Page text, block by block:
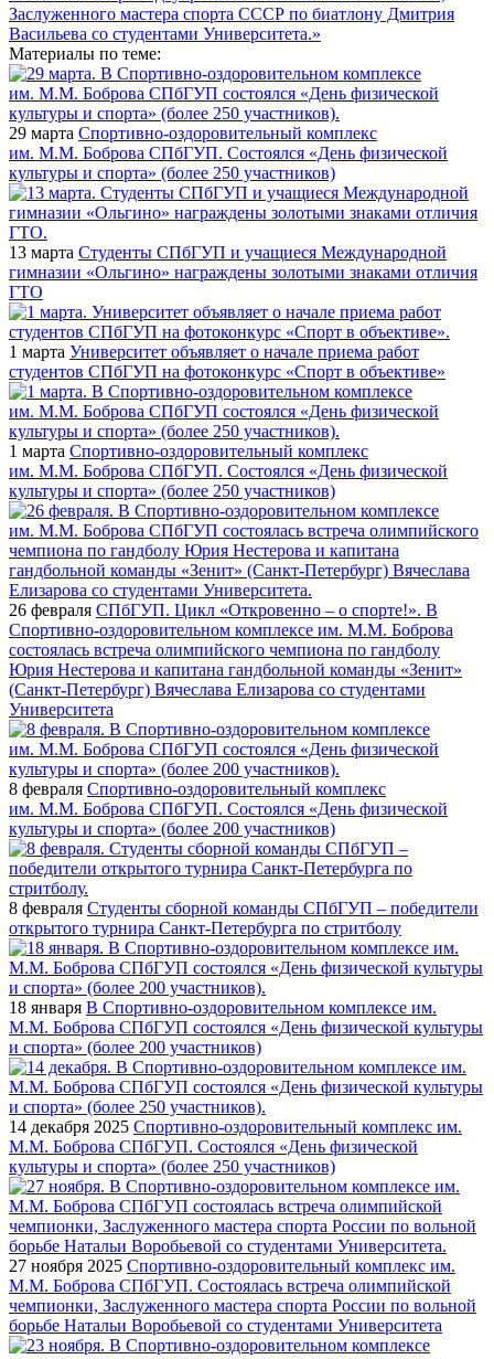
Материалы по теме:
29 марта Спортивно-оздоровительный комплекс
им. М.М. Боброва СПбГУП. Состоялся «День физической
культуры и спорта» (более 250 участников)
13 марта Студенты СПбГУП и учащиеся Международной
гимназии «Ольгино» награждены золотыми знаками отличия
ГТО
1 марта Университет объявляет о начале приема работ
студентов СПбГУП на фотоконкурс «Спорт в объективе»
1 марта Спортивно-оздоровительный комплекс
им. М.М. Боброва СПбГУП. Состоялся «День физической
культуры и спорта» (более 250 участников)
26 февраля СПбГУП. Цикл «Откровенно – о спорте!». В
Спортивно-оздоровительном комплексе им. М.М. Боброва
состоялась встреча олимпийского чемпиона по гандболу
Юрия Нестерова и капитана гандбольной команды «Зенит»
(Санкт-Петербург) Вячеслава Елизарова со студентами
Университета
8 февраля Спортивно-оздоровительный комплекс
им. М.М. Боброва СПбГУП. Состоялся «День физической
культуры и спорта» (более 200 участников)
8 февраля Студенты сборной команды СПбГУП – победители
открытого турнира Санкт-Петербурга по стритболу
18 января В Спортивно-оздоровительном комплексе им.
М.М. Боброва СПбГУП состоялся «День физической культуры
и спорта» (более 200 участников)
14 декабря 2025 Спортивно-оздоровительный комплекс им.
М.М. Боброва СПбГУП. Состоялся «День физической
культуры и спорта» (более 250 участников)
27 ноября 2025 Спортивно-оздоровительный комплекс им.
М.М. Боброва СПбГУП. Состоялась встреча олимпийской
чемпионки, Заслуженного мастера спорта России по вольной
борьбе Натальи Воробьевой со студентами Университета